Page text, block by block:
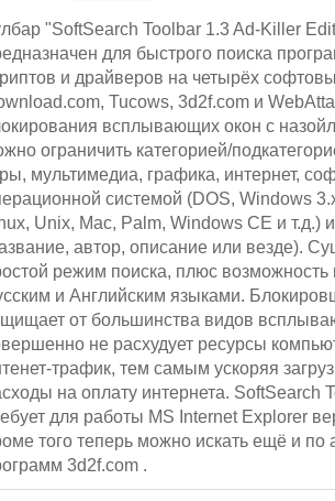
"SoftSearch Toolbar 1.3 Ad-Killer
для быстрого поиска
и драйверов на четырёх
Tucows, 3d2f.com и
всплывающих окон с
ограничить категорией/
мультимедиа, графика, интернет,
системой (DOS, Windows
Unix, Mac, Palm, Windows CE и т.д.)
автор, описание или везде).
режим поиска, плюс
и Английским языками.
от большинства видов
не расхудует ресурсы
трафик, тем самым ускоряя
на оплату интернета. SoftSearch
для работы MS Internet Explorer
того теперь можно искать ещё и по
3d2f.com .